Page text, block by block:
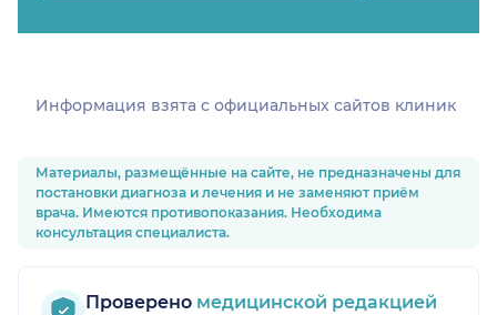
Информация взята c официальных сайтов клиник
Материалы, размещённые на сайте, не предназначены для
постановки диагноза и лечения и не заменяют приём
врача. Имеются противопоказания. Необходима
консультация специалиста.
Проверено медицинской редакцией